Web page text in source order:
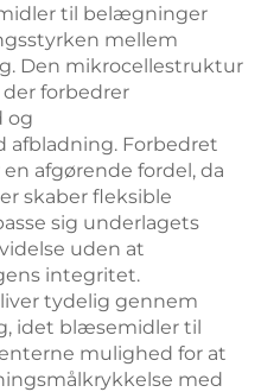
til belægninger
mellem
Den mikrocellestruktur
forbedrer
og
Forbedret
afgørende fordel, da
skaber fleksible
sig underlagets
uden at
integritet.
tydelig gennem
idet blæsemidler til
mulighed for at
med